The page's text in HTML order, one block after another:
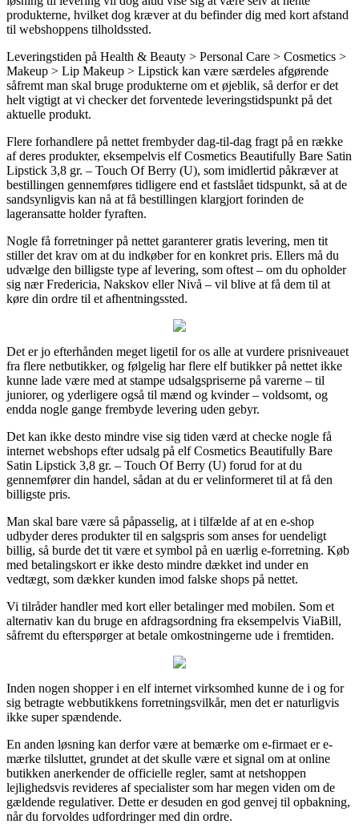
produkterne, hvilket dog kræver at du befinder dig med kort afstand
til webshoppens tilholdssted.
Leveringstiden på Health & Beauty > Personal Care > Cosmetics >
Makeup > Lip Makeup > Lipstick kan være særdeles afgørende
såfremt man skal bruge produkterne om et øjeblik, så derfor er det
helt vigtigt at vi checker det forventede leveringstidspunkt på det
aktuelle produkt.
Flere forhandlere på nettet frembyder dag-til-dag fragt på en række
af deres produkter, eksempelvis elf Cosmetics Beautifully Bare Satin
Lipstick 3,8 gr. – Touch Of Berry (U), som imidlertid påkræver at
bestillingen gennemføres tidligere end et fastslået tidspunkt, så at de
sandsynligvis kan nå at få bestillingen klargjort forinden de
lageransatte holder fyraften.
Nogle få forretninger på nettet garanterer gratis levering, men tit
stiller det krav om at du indkøber for en konkret pris. Ellers må du
udvælge den billigste type af levering, som oftest – om du opholder
sig nær Fredericia, Nakskov eller Nivå – vil blive at få dem til at
køre din ordre til et afhentningssted.
Det er jo efterhånden meget ligetil for os alle at vurdere prisniveauet
fra flere netbutikker, og følgelig har flere elf butikker på nettet ikke
kunne lade være med at stampe udsalgspriserne på varerne – til
juniorer, og yderligere også til mænd og kvinder – voldsomt, og
endda nogle gange frembyde levering uden gebyr.
Det kan ikke desto mindre vise sig tiden værd at checke nogle få
internet webshops efter udsalg på elf Cosmetics Beautifully Bare
Satin Lipstick 3,8 gr. – Touch Of Berry (U) forud for at du
gennemfører din handel, sådan at du er velinformeret til at få den
billigste pris.
Man skal bare være så påpasselig, at i tilfælde af at en e-shop
udbyder deres produkter til en salgspris som anses for uendeligt
billig, så burde det tit være et symbol på en uærlig e-forretning. Køb
med betalingskort er ikke desto mindre dækket ind under en
vedtægt, som dækker kunden imod falske shops på nettet.
Vi tilråder handler med kort eller betalinger med mobilen. Som et
alternativ kan du bruge en afdragsordning fra eksempelvis ViaBill,
såfremt du efterspørger at betale omkostningerne ude i fremtiden.
Inden nogen shopper i en elf internet virksomhed kunne de i og for
sig betragte webbutikkens forretningsvilkår, men det er naturligvis
ikke super spændende.
En anden løsning kan derfor være at bemærke om e-firmaet er e-
mærke tilsluttet, grundet at det skulle være et signal om at online
butikken anerkender de officielle regler, samt at netshoppen
lejlighedsvis revideres af specialister som har megen viden om de
gældende regulativer. Dette er desuden en god genvej til opbakning,
når du forvoldes udfordringer med din ordre.